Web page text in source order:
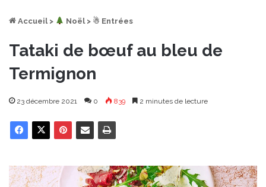
Accueil > ︎ Noël > ☃ Entrées
Tataki de bœuf au bleu de
Termignon
23 décembre 2021 0 839 2 minutes de lecture